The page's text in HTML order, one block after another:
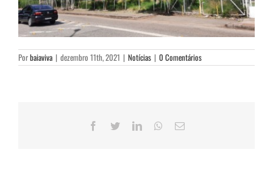
Porbaiaviva | dezembro 11th, 2021 | Notícias | 0 Comentários
Facebook
TwitterLinkedInWhatsApp
E-